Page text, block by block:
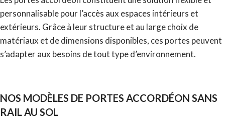
personnalisable pour l’accès aux espaces intérieurs et
extérieurs. Grâce à leur structure et au large choix de
matériaux et de dimensions disponibles, ces portes peuvent
s’adapter aux besoins de tout type d’environnement.
NOS MODÈLES DE PORTES ACCORDÉON SANS
RAIL AU SOL